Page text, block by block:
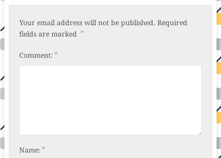
Your email address will not be published. Required
fields are marked *
Comment: *
Name: *